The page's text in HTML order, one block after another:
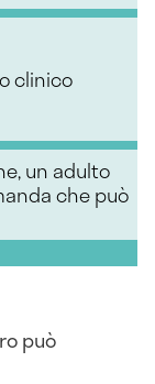
clinico
un adulto
che può
può